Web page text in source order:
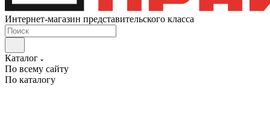
Интернет-магазин представительского класса
Каталог
По всему сайту
По каталогу